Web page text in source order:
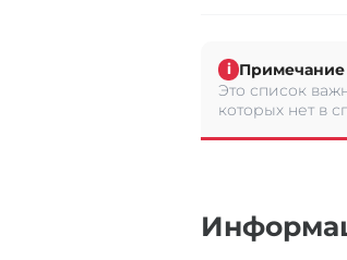
i Примечание
Это список
которых нет в